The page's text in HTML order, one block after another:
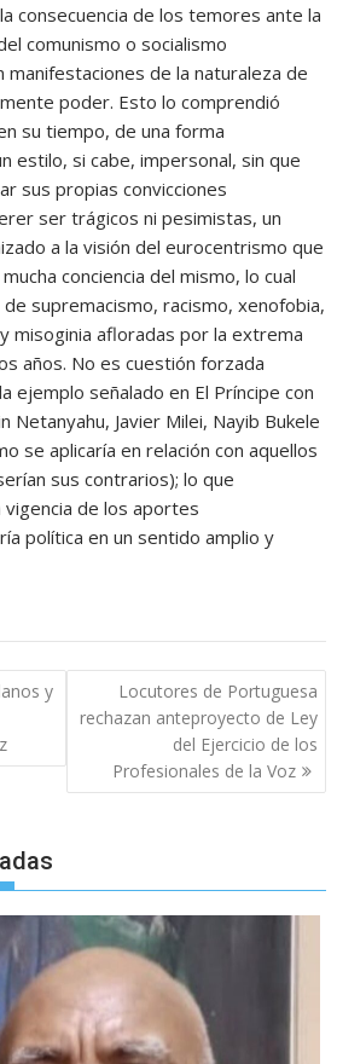
consecuencia de los temores ante la
comunismo o socialismo
manifestaciones de la naturaleza de
poder. Esto lo comprendió
su tiempo, de una forma
estilo, si cabe, impersonal, sin que
sus propias convicciones
ser trágicos ni pesimistas, un
a la visión del eurocentrismo que
conciencia del mismo, lo cual
supremacismo, racismo, xenofobia,
misoginia afloradas por la extrema
años. No es cuestión forzada
ejemplo señalado en El Príncipe con
Netanyahu, Javier Milei, Nayib Bukele
se aplicaría en relación con aquellos
sus contrarios); lo que
de los aportes
política en un sentido amplio y
y
Locutores de Portuguesa
rechazan anteproyecto de Ley
del Ejercicio de los
Profesionales de la Voz